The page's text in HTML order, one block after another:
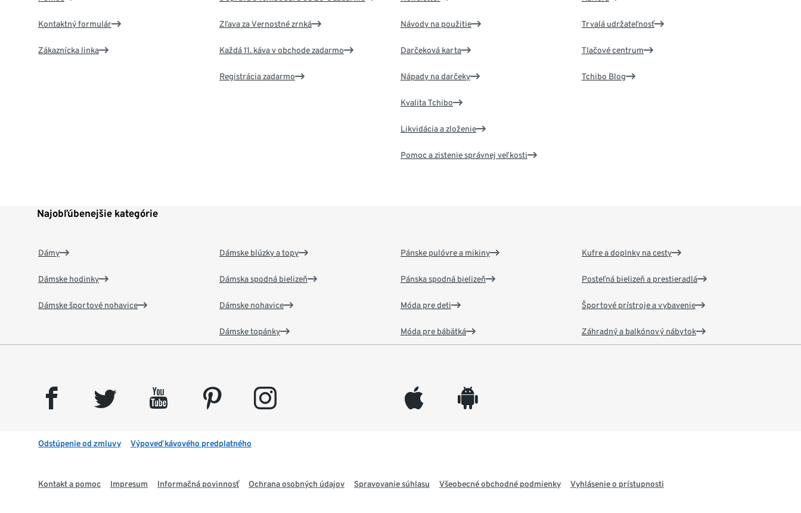
Kontaktný formulár
Zákaznícka linka
Zľava za Vernostné zrnká
Každá 11. káva v obchode zadarmo
Registrácia zadarmo
Návody na použitie
Darčeková karta
Nápady na darčeky
Kvalita Tchibo
Likvidácia a zloženie
Pomoc a zistenie správnej veľkosti
Trvalá udržateľnosť
Tlačové centrum
Tchibo Blog
Najobľúbenejšie kategórie
Dámy
Dámske hodinky
Dámske športové nohavice
Dámske blúzky a topy
Dámska spodná bielizeň
Dámske nohavice
Dámske topánky
Pánske pulóvre a mikiny
Pánska spodná bielizeň
Móda pre deti
Móda pre bábätká
Kufre a doplnky na cesty
Posteľná bielizeň a prestieradlá
Športové prístroje a vybavenie
Záhradný a balkónový nábytok
facebook twitter youtube pinterest instagram appleinc android
Odstúpenie od zmluvy Výpoveď kávového predplatného
Kontakt a pomoc Impresum Informačná povinnosť Ochrana osobných údajov Spravovanie súhlasu Všeobecné obchodné podmienky Vyhlásenie o prístupnosti